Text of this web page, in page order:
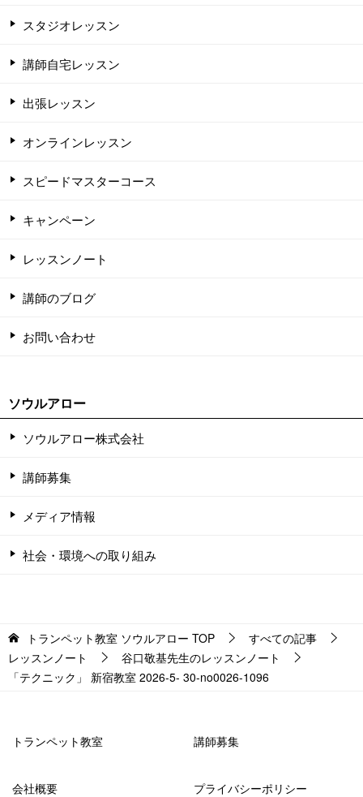
スタジオレッスン
講師自宅レッスン
出張レッスン
オンラインレッスン
スピードマスターコース
キャンペーン
レッスンノート
講師のブログ
お問い合わせ
ソウルアロー
ソウルアロー株式会社
講師募集
メディア情報
社会・環境への取り組み
トランペット教室 ソウルアロー TOP
すべての記事
レッスンノート
谷口敬基先生のレッスンノート
「テクニック」 新宿教室 2026-5- 30-no0026-1096
トランペット教室 講師募集
会社概要 プライバシーポリシー